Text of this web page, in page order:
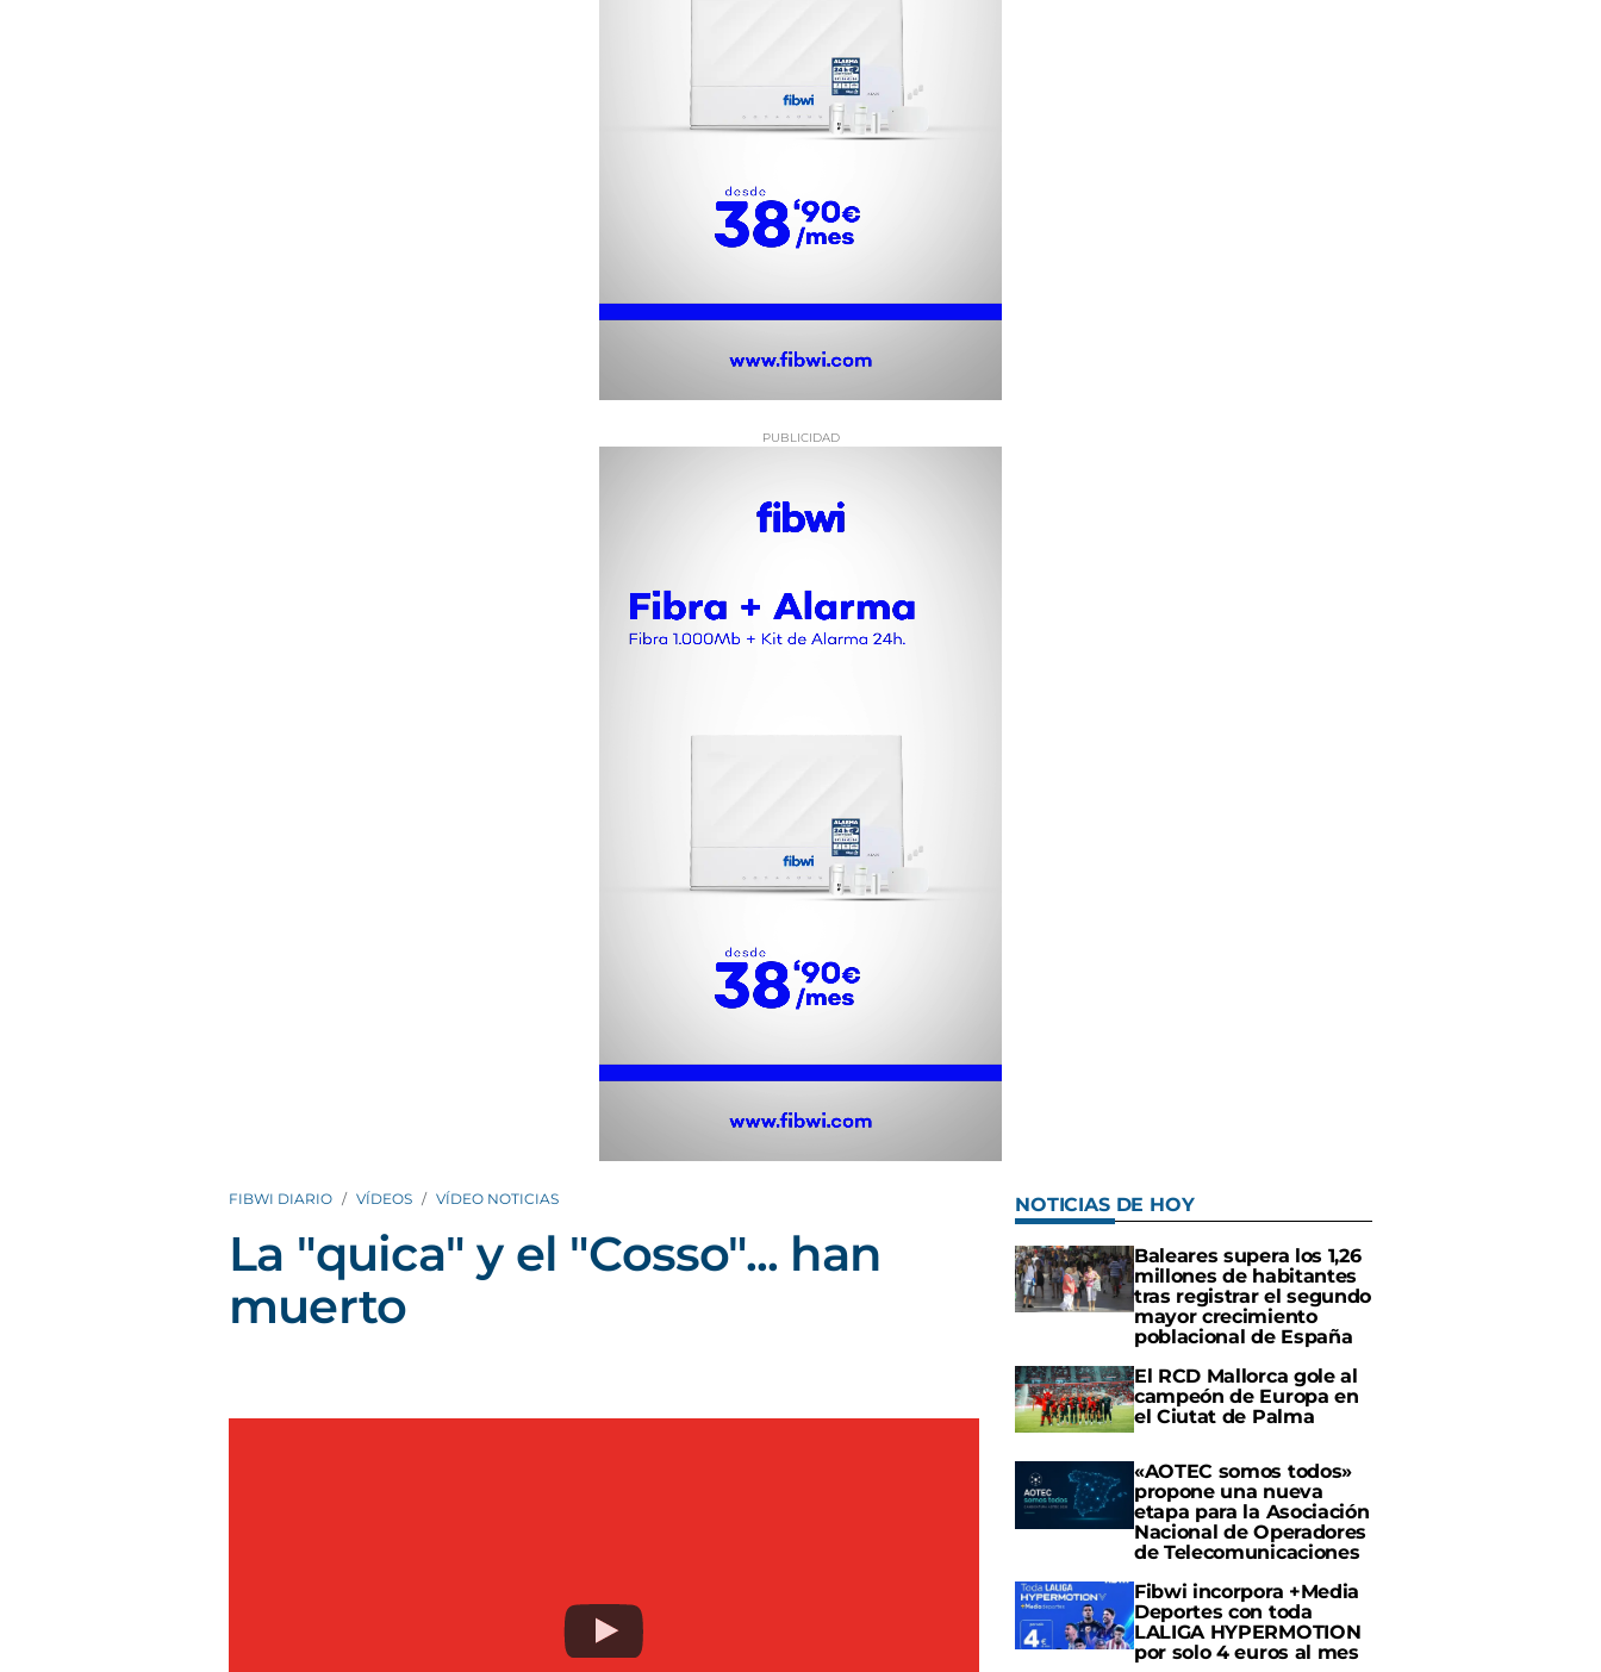
FIBWI DIARIO VÍDEOS VÍDEO NOTICIAS
La "quica" y el "Cosso"... han
muerto
NOTICIAS DE HOY
Baleares supera los 1,26
millones de habitantes
tras registrar el segundo
mayor crecimiento
poblacional de España
El RCD Mallorca gole al
campeón de Europa en
el Ciutat de Palma
«AOTEC somos todos»
propone una nueva
etapa para la Asociación
Nacional de Operadores
de Telecomunicaciones
Fibwi incorpora +Media
Deportes con toda
LALIGA HYPERMOTION
por solo 4 euros al mes